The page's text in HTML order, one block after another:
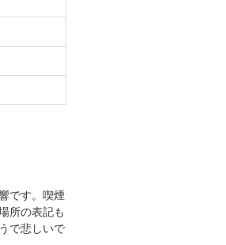
です。喫煙
所の表記も
で悲しいで